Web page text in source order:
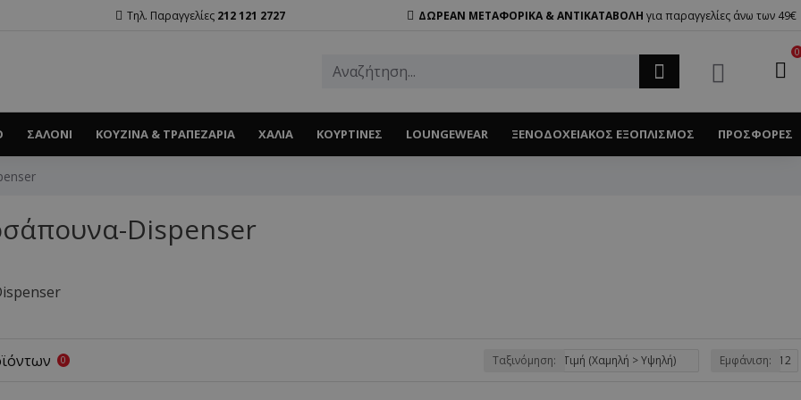
Τηλ. Παραγγελίες 212 121 2727 ΔΩΡΕΑΝ ΜΕΤΑΦΟΡΙΚΑ & ΑΝΤΙΚΑΤΑΒΟΛΗ για παραγγελίες άνω των 49€
0
ΣΑΛΌΝΙ ΚΟΥΖΊΝΑ & ΤΡΑΠΕΖΑΡΊΑ ΧΑΛΙΆ ΚΟΥΡΤΊΝΕΣ LOUNGEWEAR ΞΕΝΟΔΟΧΕΙΑΚΌΣ ΕΞΟΠΛΙΣΜΌΣ ΠΡΟΣΦΟΡΈΣ
Dispenser
0 Ταξινόμηση: Εμφάνιση: